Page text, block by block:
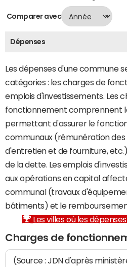
Comparer avec
Dépenses
Les dépenses d'une commune
catégories : les charges de
emplois d'investissements. Les
fonctionnement comprennent
permettant d'assurer le
communaux (rémunération des
d'entretien et de fourniture,
de la dette. Les emplois
aux opérations en capital
communal (travaux
bâtiments) et le
Les villes où les
Charges de
(Source : JDN d'après